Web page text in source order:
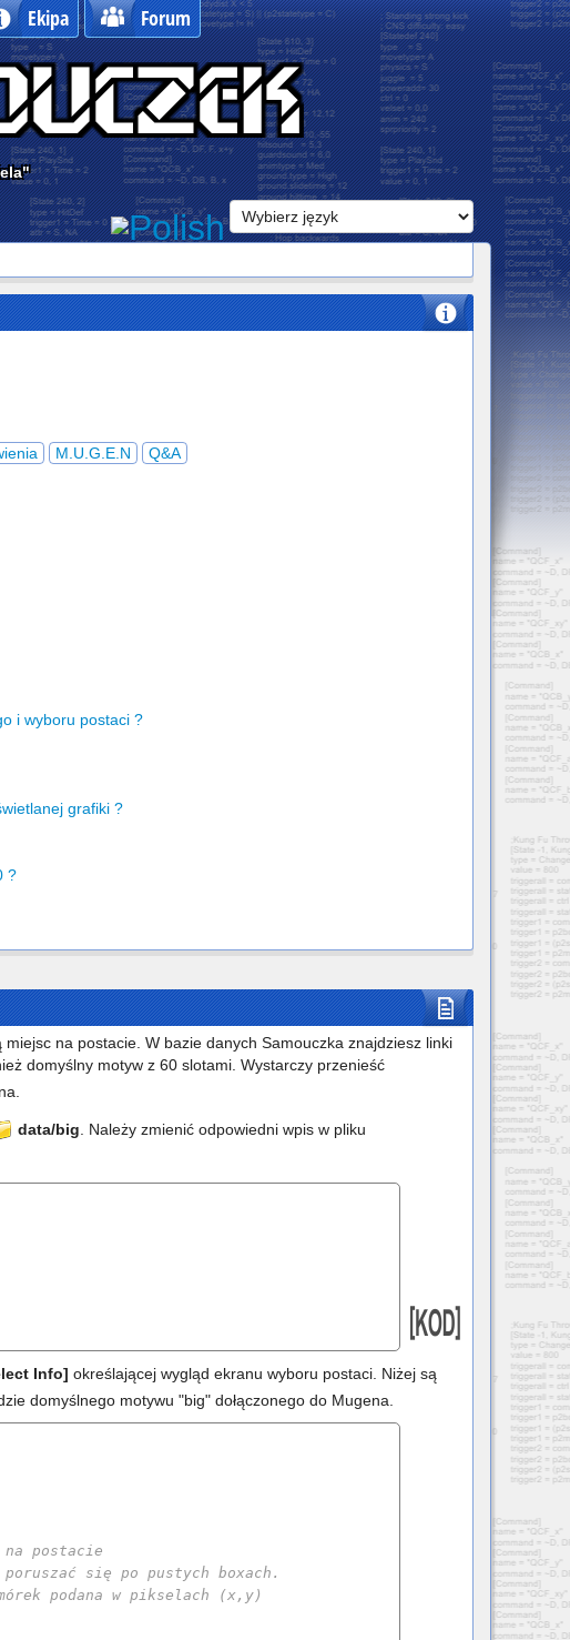
Ekipa Forum
M.U.G.E.N Q&A
i wyboru postaci ?
grafiki ?
?
na postacie. W bazie danych Samouczka znajdziesz linki
domyślny motyw z 60 slotami. Wystarczy przenieść
data/big . Należy zmienić odpowiedni wpis w pliku
Info] określającej wygląd ekranu wyboru postaci. Niżej są
domyślnego motywu "big" dołączonego do Mugena.
postacie
się po pustych boxach.
podana w pikselach (x,y)